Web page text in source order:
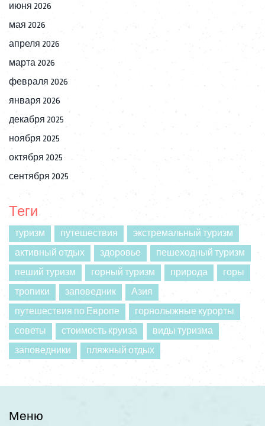
июня 2026
мая 2026
апреля 2026
марта 2026
февраля 2026
января 2026
декабря 2025
ноября 2025
октября 2025
сентября 2025
Теги
туризм путешествия
экстремальный туризм
активный отдых
здоровье
пешеходный туризм
пеший туризм
горный туризм природа
горы
тропики
заповедник
Азия
путешествия по Европе
горнолыжные курорты
советы
стоимость круиза
виды туризма
заповедники
пляжный отдых
Меню